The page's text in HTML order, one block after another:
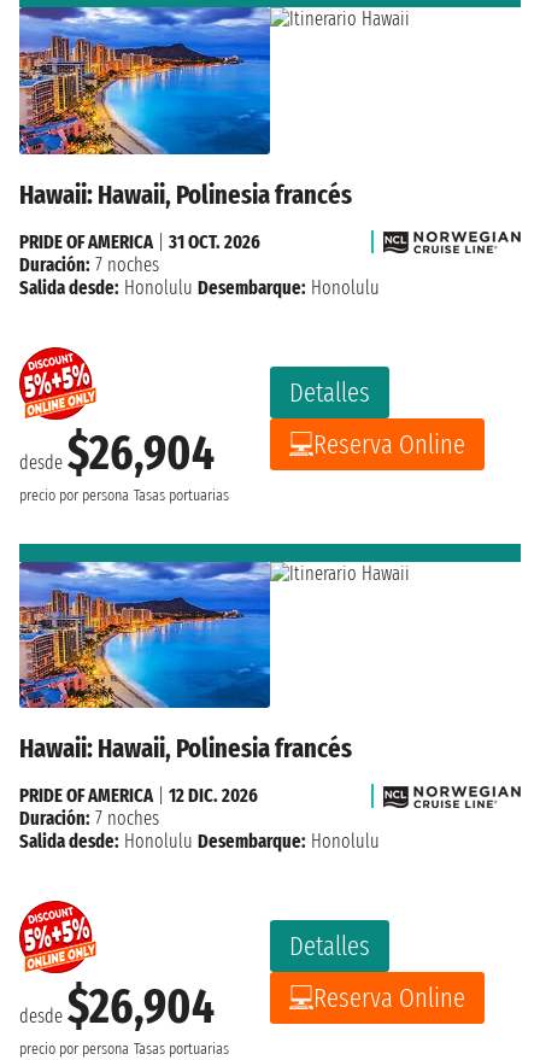
Hawaii: Hawaii, Polinesia francés
desde $26,904
precio por persona Tasas portuarias
Detalles
Reserva Online
PRIDE OF AMERICA
31 OCT. 2026
Duración: 7 noches
Salida desde: Honolulu Desembarque: Honolulu
Hawaii: Hawaii, Polinesia francés
desde $26,904
precio por persona Tasas portuarias
Detalles
Reserva Online
PRIDE OF AMERICA
12 DIC. 2026
Duración: 7 noches
Salida desde: Honolulu Desembarque: Honolulu